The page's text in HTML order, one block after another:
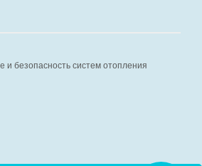
и безопасность систем отопления